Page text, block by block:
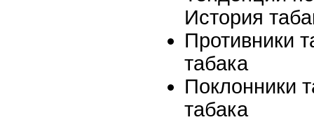
История
Противники
табака
Поклонники
табака